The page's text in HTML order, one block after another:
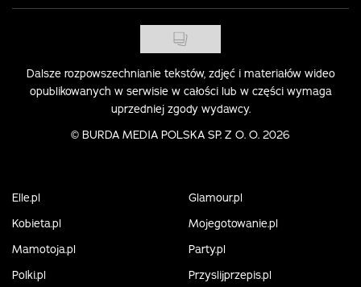
Dalsze rozpowszechnianie tekstów, zdjęć i materiałów wideo
opublikowanych w serwisie w całości lub w części wymaga
uprzedniej zgody wydawcy.
© BURDA MEDIA POLSKA SP. Z O. O. 2026
Elle.pl
Glamour.pl
Kobieta.pl
Mojegotowanie.pl
Mamotoja.pl
Party.pl
Polki.pl
Przyslijprzepis.pl